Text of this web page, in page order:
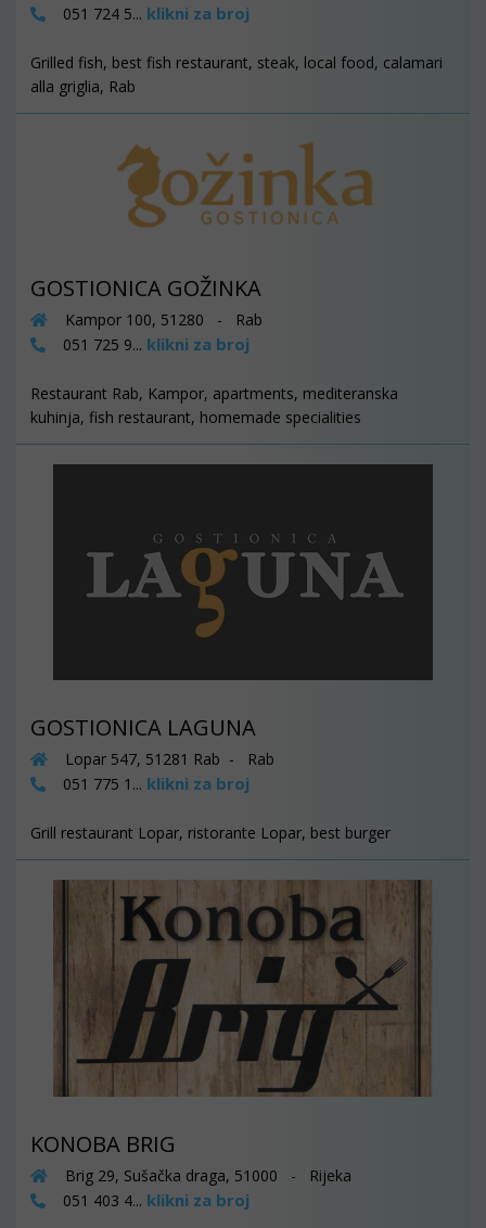
051 724 5... klikni za broj
Grilled fish, best fish restaurant, steak, local food, calamari
alla griglia, Rab
GOSTIONICA GOŽINKA
Kampor 100, 51280 - Rab
051 725 9... klikni za broj
Restaurant Rab, Kampor, apartments, mediteranska
kuhinja, fish restaurant, homemade specialities
GOSTIONICA LAGUNA
Lopar 547, 51281 Rab - Rab
051 775 1... klikni za broj
Grill restaurant Lopar, ristorante Lopar, best burger
KONOBA BRIG
Brig 29, Sušačka draga, 51000 - Rijeka
051 403 4... klikni za broj